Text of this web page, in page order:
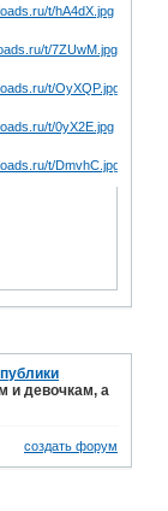
и девочкам, а
создать форум